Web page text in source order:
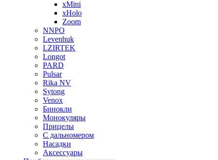
xMini
xHolo
Zoom
NNPO
Levenhuk
LZIRTEK
Longot
PARD
Pulsar
Rika NV
Sytong
Venox
Бинокли
Монокуляры
Прицелы
С дальномером
Насадки
Аксессуары